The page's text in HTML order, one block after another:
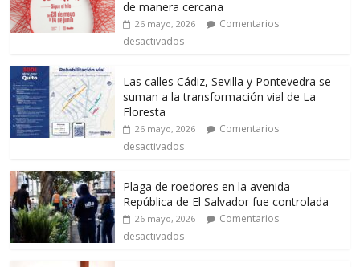
de manera cercana
26 mayo, 2026
Comentarios
desactivados
Las calles Cádiz, Sevilla y Pontevedra se
suman a la transformación vial de La
Floresta
26 mayo, 2026
Comentarios
desactivados
Plaga de roedores en la avenida
República de El Salvador fue controlada
26 mayo, 2026
Comentarios
desactivados